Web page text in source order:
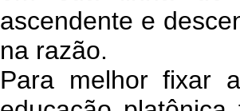
ascendente e
na razão.
Para melhor fixar